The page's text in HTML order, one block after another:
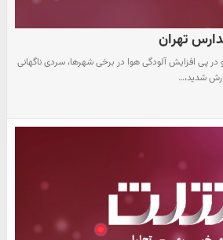
تهران
در پی افزایش آلودگی هوا در برخی شهرها، سردی ناگهانی
شدید،…